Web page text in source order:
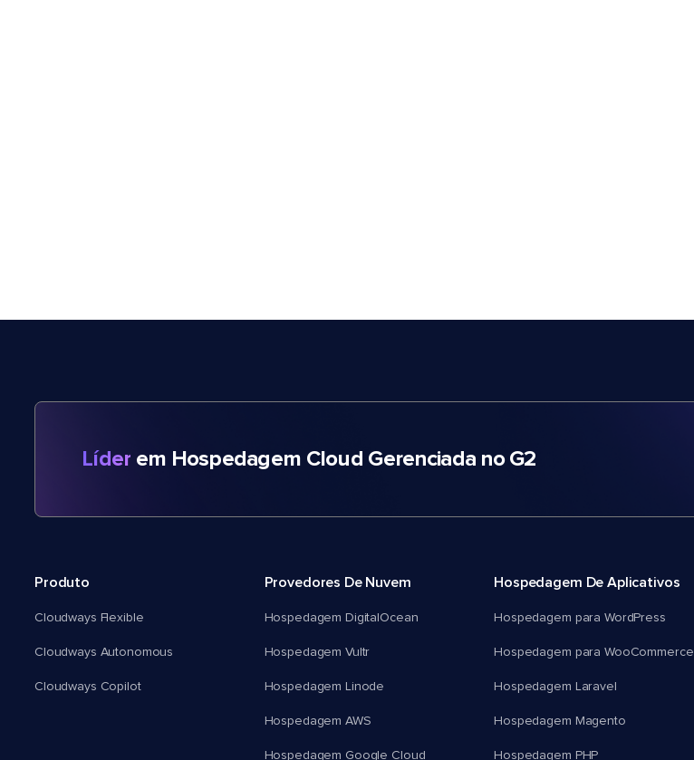
Líder em Hospedagem Cloud Gerenciada no G2
Produto
Cloudways Flexible
Cloudways Autonomous
Cloudways Copilot
Provedores De Nuvem
Hospedagem DigitalOcean
Hospedagem Vultr
Hospedagem Linode
Hospedagem AWS
Hospedagem Google Cloud
Hospedagem De Aplicativos
Hospedagem para WordPress
Hospedagem para WooCommerce
Hospedagem Laravel
Hospedagem Magento
Hospedagem PHP